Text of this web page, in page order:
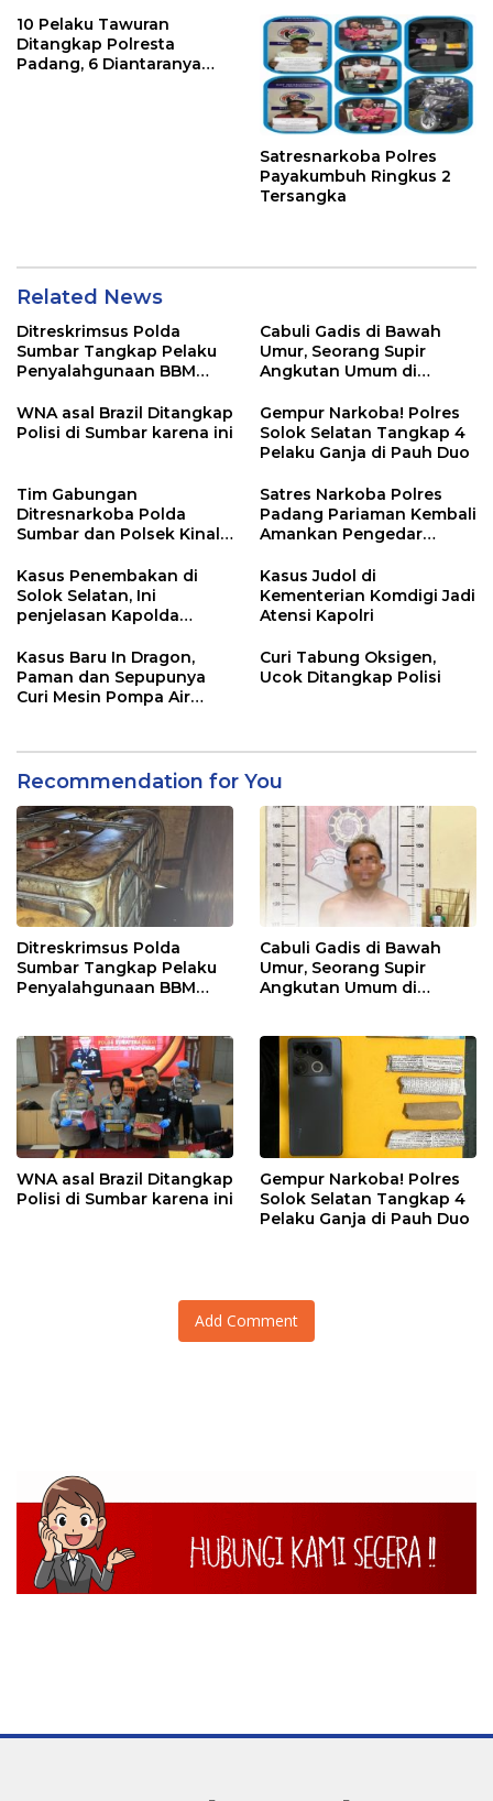
10 Pelaku Tawuran
Ditangkap Polresta
Padang, 6 Diantaranya
Satresnarkoba Polres
Payakumbuh Ringkus 2
Tersangka
Related News
Ditreskrimsus Polda
Sumbar Tangkap Pelaku
Penyalahgunaan BBM
Cabuli Gadis di Bawah
Umur, Seorang Supir
Angkutan Umum di
Padang Panjang
WNA asal Brazil Ditangkap
Polisi di Sumbar karena ini
Gempur Narkoba! Polres
Solok Selatan Tangkap 4
Pelaku Ganja di Pauh Duo
Tim Gabungan
Ditresnarkoba Polda
Sumbar dan Polsek Kinali
Pengedar Ganja Kering
Satres Narkoba Polres
Padang Pariaman Kembali
Amankan Pengedar
Kasus Penembakan di
Solok Selatan, Ini
penjelasan Kapolda
Kasus Judol di
Kementerian Komdigi Jadi
Atensi Kapolri
Kasus Baru In Dragon,
Paman dan Sepupunya
Curi Mesin Pompa Air
Curi Tabung Oksigen,
Ucok Ditangkap Polisi
Recommendation for You
Ditreskrimsus Polda
Sumbar Tangkap Pelaku
Penyalahgunaan BBM
Cabuli Gadis di Bawah
Umur, Seorang Supir
Angkutan Umum di
WNA asal Brazil Ditangkap
Polisi di Sumbar karena ini
Gempur Narkoba! Polres
Solok Selatan Tangkap 4
Pelaku Ganja di Pauh Duo
Add Comment